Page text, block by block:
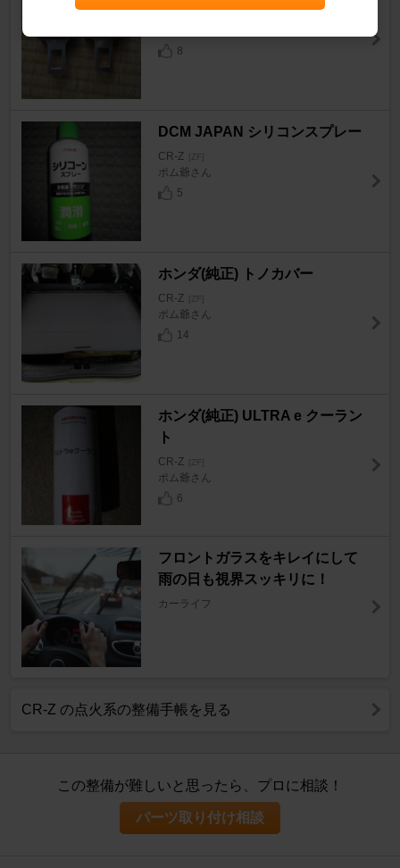
CR-Z
8
DCM JAPAN シリコンスプレー
CR-Z [ZF]
ポム爺さん
5
ホンダ(純正) トノカバー
CR-Z [ZF]
ポム爺さん
14
ホンダ(純正) ULTRA e クーラン
ト
CR-Z [ZF]
ポム爺さん
6
フロントガラスをキレイにして
雨の日も視界スッキリに！
カーライフ
CR-Z の点火系の整備手帳を見る
この整備が難しいと思ったら、プロに相談！
パーツ取り付け相談